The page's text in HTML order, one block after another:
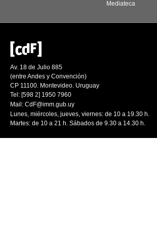
Mediateca
Av. 18 de Julio 885
(entre Andes y Convención)
CP 11100. Montevideo. Uruguay
Tel: [598 2] 1950 7960
Mail: CdF@imm.gub.uy
Lunes, miércoles, jueves, viernes: de 10 a 19.30 h.
Martes: de 10 a 21 h. Sábados de 9.30 a 14.30 h.